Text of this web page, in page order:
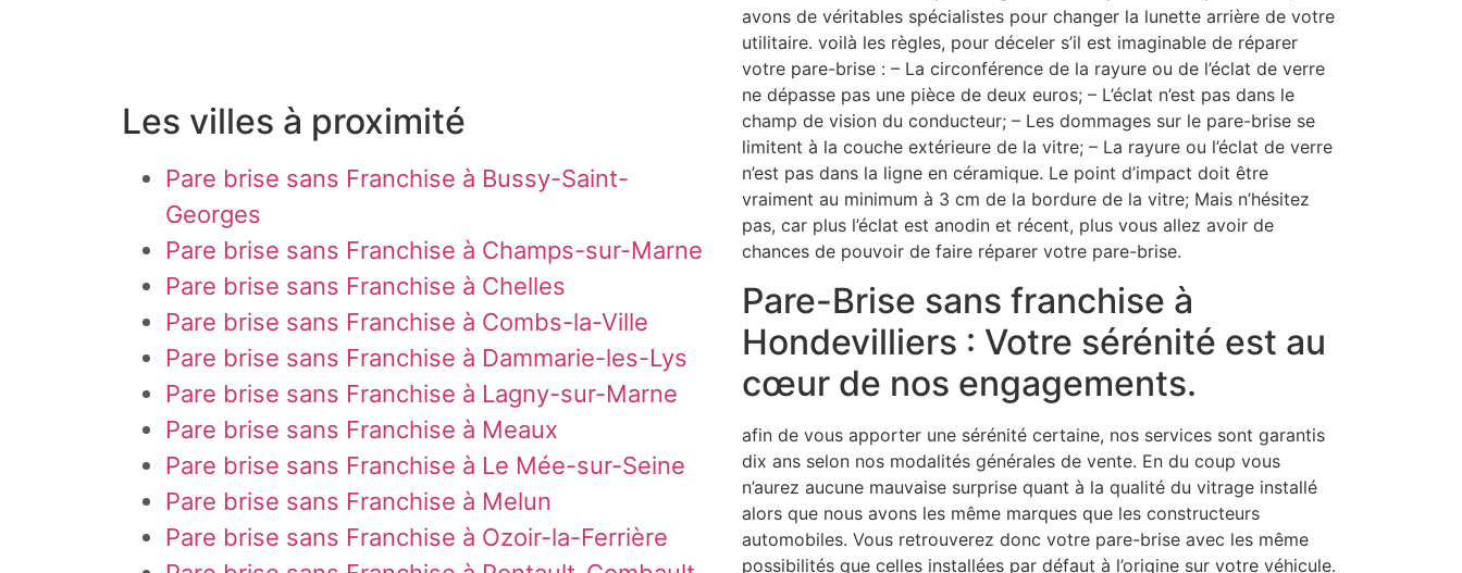
Les villes à proximité
Pare brise sans Franchise à Bussy-Saint-
Georges
Pare brise sans Franchise à Champs-sur-Marne
Pare brise sans Franchise à Chelles
Pare brise sans Franchise à Combs-la-Ville
Pare brise sans Franchise à Dammarie-les-Lys
Pare brise sans Franchise à Lagny-sur-Marne
Pare brise sans Franchise à Meaux
Pare brise sans Franchise à Le Mée-sur-Seine
Pare brise sans Franchise à Melun
Pare brise sans Franchise à Ozoir-la-Ferrière
avons de véritables spécialistes pour changer la lunette arrière de votre
utilitaire. voilà les règles, pour déceler s’il est imaginable de réparer
votre pare-brise : – La circonférence de la rayure ou de l’éclat de verre
ne dépasse pas une pièce de deux euros; – L’éclat n’est pas dans le
champ de vision du conducteur; – Les dommages sur le pare-brise se
limitent à la couche extérieure de la vitre; – La rayure ou l’éclat de verre
n’est pas dans la ligne en céramique. Le point d’impact doit être
vraiment au minimum à 3 cm de la bordure de la vitre; Mais n’hésitez
pas, car plus l’éclat est anodin et récent, plus vous allez avoir de
chances de pouvoir de faire réparer votre pare-brise.
Pare-Brise sans franchise à
Hondevilliers : Votre sérénité est au
cœur de nos engagements.
afin de vous apporter une sérénité certaine, nos services sont garantis
dix ans selon nos modalités générales de vente. En du coup vous
n’aurez aucune mauvaise surprise quant à la qualité du vitrage installé
alors que nous avons les même marques que les constructeurs
automobiles. Vous retrouverez donc votre pare-brise avec les même
possibilités que celles installées par défaut à l’origine sur votre véhicule.